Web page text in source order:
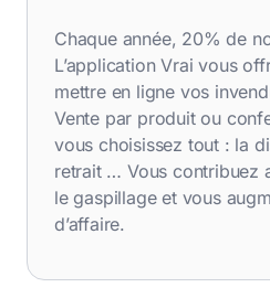
Chaque année, 20% de
L’application Vrai vous
mettre en ligne vos
Vente par produit ou
vous choisissez tout : la
retrait … Vous contribuez
le gaspillage et vous
d’affaire.